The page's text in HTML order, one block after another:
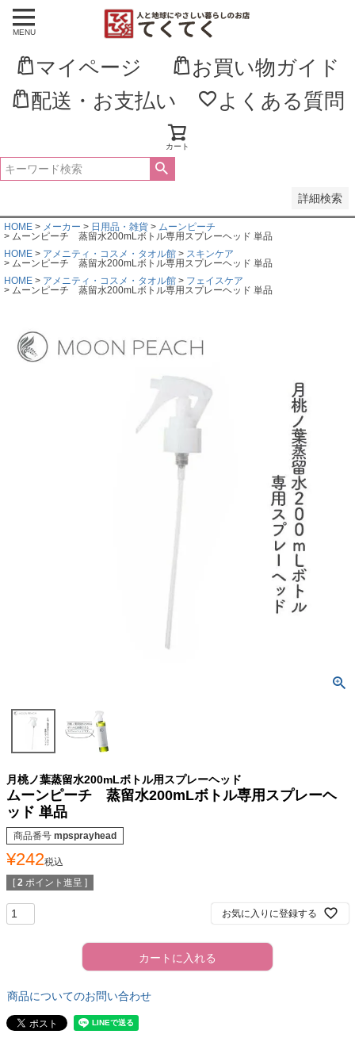
MENU
マイページ
お買い物ガイド
配送・お支払い
よくある質問
カート
詳細検索
新着順
登録順
価格が高い順
優先度順
HOME メーカー 日用品・雑貨
ムーンピーチ
ムーンピーチ 蒸留水200mLボトル専用スプレーヘッド 単品
HOME
アメニティ・コスメ・タオル館
スキンケア
ムーンピーチ 蒸留水200mLボトル専用スプレーヘッド 単品
HOME
アメニティ・コスメ・タオル館
フェイスケア
ムーンピーチ 蒸留水200mLボトル専用スプレーヘッド 単品
月桃ノ葉蒸留水200mLボトル用スプレーヘッド
ムーンピーチ 蒸留水200mLボトル専用スプレーヘ
ッド 単品
商品番号 mpsprayhead
¥242税込
[ 2 ポイント進呈 ]
お気に入りに登録する
カートに入れる
商品についてのお問い合わせ